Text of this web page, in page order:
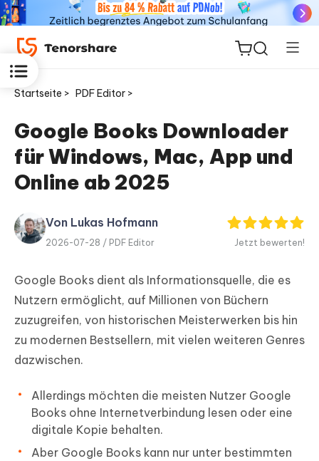
ReiBoot
for iOS
PDF
Editor
Neu
iAnyGo
Startseite > PDF Editor >
Google Books Downloader
für Windows, Mac, App und
Online ab 2025
Von Lukas Hofmann
2026-07-28 / PDF Editor Jetzt bewerten!
Google Books dient als Informationsquelle, die es
Nutzern ermöglicht, auf Millionen von Büchern
zuzugreifen, von historischen Meisterwerken bis hin
zu modernen Bestsellern, mit vielen weiteren Genres
dazwischen.
Allerdings möchten die meisten Nutzer Google
Books ohne Internetverbindung lesen oder eine
digitale Kopie behalten.
Aber Google Books kann nur unter bestimmten